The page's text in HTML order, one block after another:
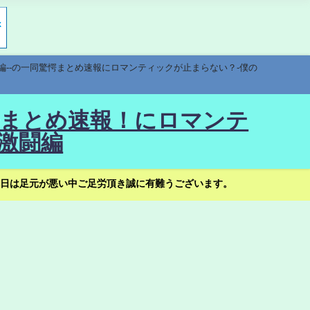
の一同驚愕まとめ速報にロマンティックが止まらない？-僕の
とめ速報！にロマンテ
闘編
足元が悪い中ご足労頂き誠に有難うございます。